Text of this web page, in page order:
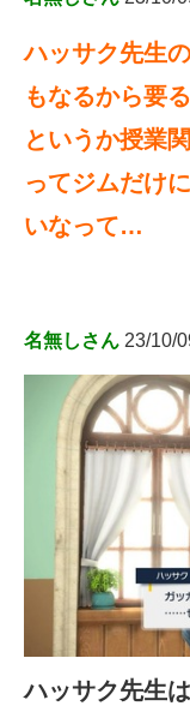
ハッサク先生
もなるから要る
というか授業
ってジムだけ
いなって…
名無しさん 23/10/
ハッサク先生